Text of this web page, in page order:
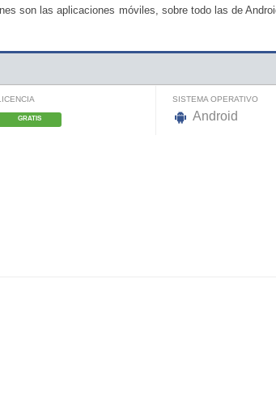
son las aplicaciones móviles, sobre todo las de
GRATIS
SISTEMA OPERATIVO
Android